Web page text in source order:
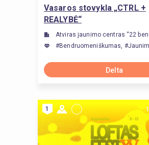
Vasaros stovykla „CTRL +
REALYBĖ“
Atviras jaunimo centras “22
#Bendruomeniškumas,
Delta
1